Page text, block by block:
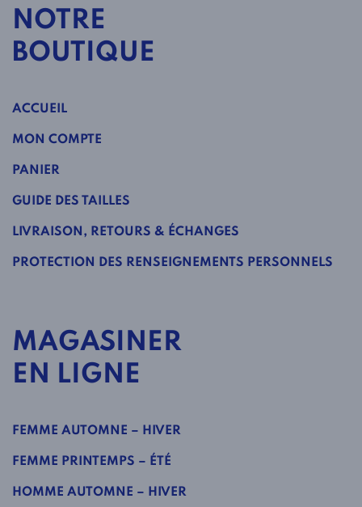
NOTRE
BOUTIQUE
ACCUEIL
MON COMPTE
PANIER
GUIDE DES TAILLES
LIVRAISON, RETOURS & ÉCHANGES
PROTECTION DES RENSEIGNEMENTS PERSONNELS
MAGASINER
EN LIGNE
FEMME AUTOMNE – HIVER
FEMME PRINTEMPS – ÉTÉ
HOMME AUTOMNE – HIVER